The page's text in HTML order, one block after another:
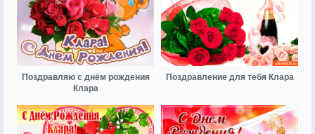
Поздравляю с днём рождения
Клара
Поздравление для тебя Клара